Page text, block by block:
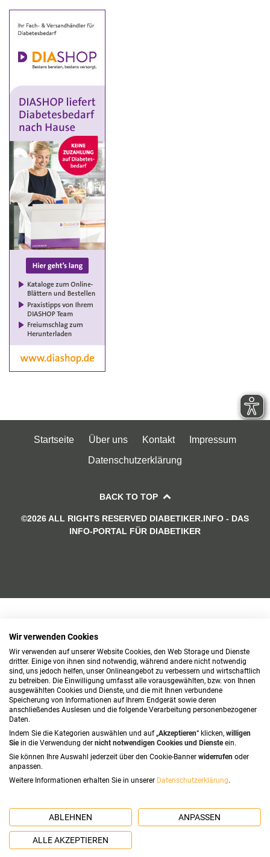
Startseite Über uns Kontakt
Impressum
Datenschutzerklärung
BACK TO TOP
©2026 ALL RIGHTS RESERVED DIABETIKER.INFO - DAS
INFO-PORTAL FÜR DIABETIKER
Wir verwenden Cookies
Wir verwenden auf unserer Website Cookies, den Web Storage und Dienste
dritter. Einige von ihnen sind notwendig, während andere nicht notwendig
sind, uns jedoch helfen, unser Onlineangebot zu verbessern und wirtschaftlich
zu betreiben. Die Einwilligung umfasst alle vorausgewählten, bzw. von Ihnen
ausgewählten Cookies und Dienste, und die mit Ihnen verbundene
Speicherung von Informationen auf Ihrem Endgerät sowie deren
anschließendes Auslesen und die folgende Verarbeitung personenbezogener
Daten.
Indem Sie die Kategorien auswählen und auf „Akzeptieren“ klicken, willigen
Sie in die Verwendung der nicht notwendigen Cookies und Diensteein.
Sie können Ihre Auswahl jederzeit über den Cookie-Banner widerrufen oder
anpassen.
Weitere Informationen erhalten Sie in unserer Datenschutzerklärung.
ABLEHNEN ANPASSEN
ALLE AKZEPTIEREN